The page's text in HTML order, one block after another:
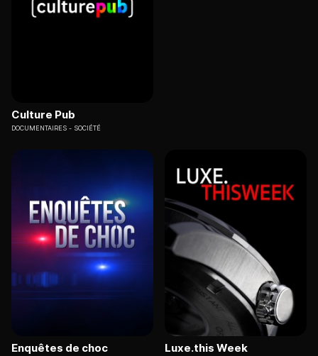
Culture Pub
DOCUMENTAIRES SOCIÉTÉ
Enquêtes de choc Luxe.this Week